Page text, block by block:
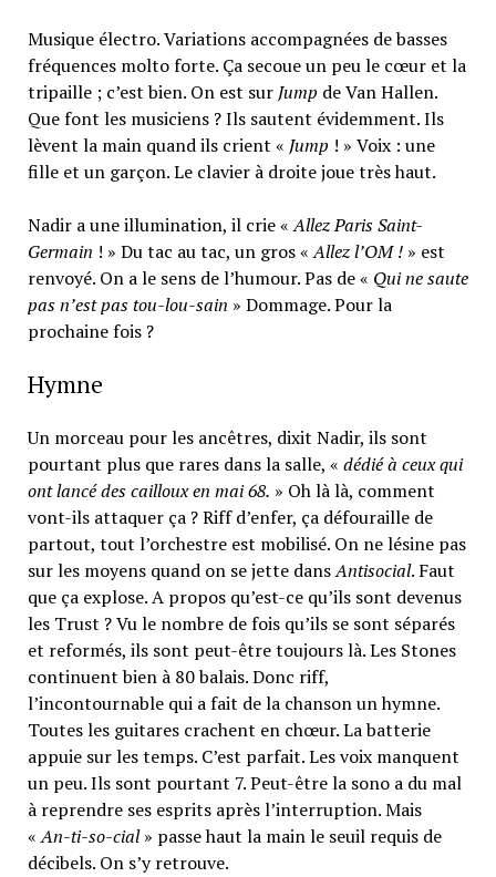
Musique électro. Variations accompagnées de basses
fréquences molto forte. Ça secoue un peu le cœur et la
tripaille ; c’est bien. On est sur Jump de Van Hallen.
Que font les musiciens ? Ils sautent évidemment. Ils
lèvent la main quand ils crient « Jump ! » Voix : une
fille et un garçon. Le clavier à droite joue très haut.
Nadir a une illumination, il crie «Allez Paris Saint-
Germain ! » Du tac au tac, un gros «Allez l’OM !» est
renvoyé. On a le sens de l’humour. Pas de « Qui ne saute
pas n’est pas tou-lou-sain » Dommage. Pour la
prochaine fois ?
Hymne
Un morceau pour les ancêtres, dixit Nadir, ils sont
pourtant plus que rares dans la salle, « dédié à ceux qui
ont lancé des cailloux en mai 68. » Oh là là, comment
vont-ils attaquer ça ? Riff d’enfer, ça défouraille de
partout, tout l’orchestre est mobilisé. On ne lésine pas
sur les moyens quand on se jette dansAntisocial. Faut
que ça explose. A propos qu’est-ce qu’ils sont devenus
les Trust ? Vu le nombre de fois qu’ils se sont séparés
et reformés, ils sont peut-être toujours là. Les Stones
continuent bien à 80 balais. Donc riff,
l’incontournable qui a fait de la chanson un hymne.
Toutes les guitares crachent en chœur. La batterie
appuie sur les temps. C’est parfait. Les voix manquent
un peu. Ils sont pourtant 7. Peut-être la sono a du mal
à reprendre ses esprits après l’interruption. Mais
«An-ti-so-cial» passe haut la main le seuil requis de
décibels. On s’y retrouve.